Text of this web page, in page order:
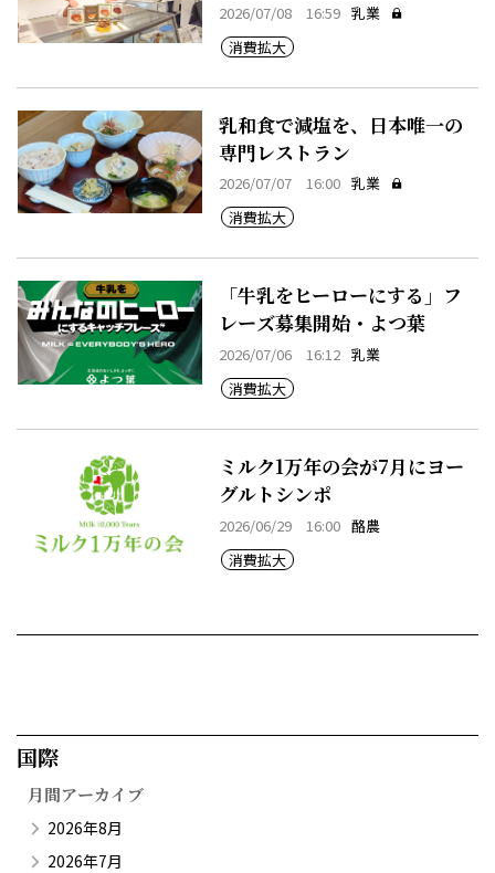
2026/07/08 16:59 乳業
消費拡大
乳和食で減塩を、日本唯一の
専門レストラン
2026/07/07 16:00 乳業
消費拡大
「牛乳をヒーローにする」フ
レーズ募集開始・よつ葉
2026/07/06 16:12 乳業
消費拡大
ミルク1万年の会が7月にヨー
グルトシンポ
2026/06/29 16:00 酪農
消費拡大
国際​
月間アーカイブ
2026年8月
2026年7月